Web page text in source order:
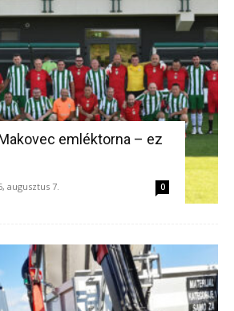
emléktorna – ez
augusztus 7. 0